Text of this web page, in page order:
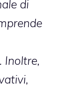
di
Inoltre,